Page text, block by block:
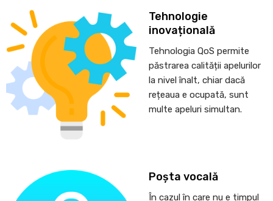
Tehnologie
inovațională
Tehnologia QoS permite
păstrarea calității apelurilor
la nivel înalt, chiar dacă
rețeaua e ocupată, sunt
multe apeluri simultan.
Poșta vocală
În cazul în care nu e timpul